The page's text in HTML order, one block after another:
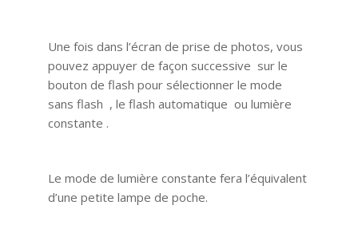
Une fois dans l’écran de prise de photos, vous
pouvez appuyer de façon successive sur le
bouton de flash pour sélectionner le mode
sans flash , le flash automatique ou lumière
constante .
Le mode de lumière constante fera l’équivalent
d’une petite lampe de poche.